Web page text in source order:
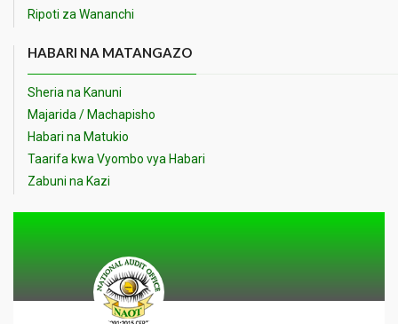
Ripoti za Wananchi
HABARI NA MATANGAZO
Sheria na Kanuni
Majarida / Machapisho
Habari na Matukio
Taarifa kwa Vyombo vya Habari
Zabuni na Kazi